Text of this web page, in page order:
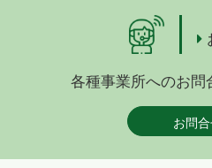
各種事業所へのお問
お問